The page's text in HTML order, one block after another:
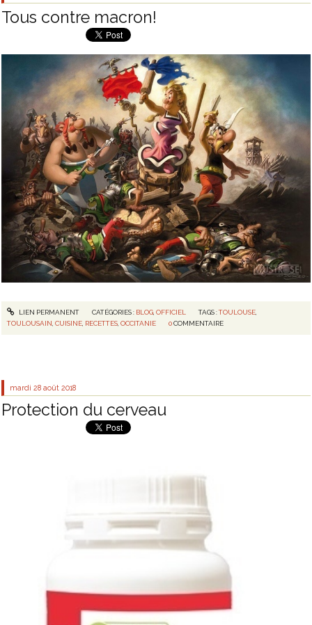
Tous contre macron!
LIEN PERMANENT CATÉGORIES : BLOG, OFFICIEL TAGS :TOULOUSE
TOULOUSAIN ,CUISINE RECETTES ,OCCITANIE 0 COMMENTAIRE
mardi 28 août 2018
Protection du cerveau